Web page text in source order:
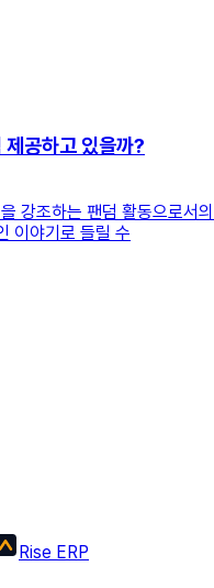
공하고 있을까?
강조하는 팬덤 활동으로서
이야기로 들릴 수
Rise ERP